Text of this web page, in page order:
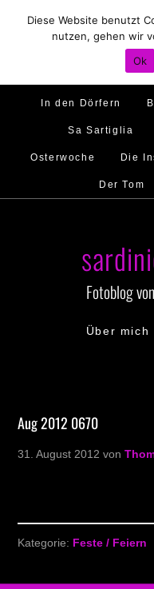
Hirtenland
Golfo di Orosei
Murales
In den Dörfern
Sa Sartiglia
Osterwoche Die
Der Tom
Fotoblog
Über mich
Aug 2012 0670
31. August 2012 von
Kategorie: Feste / Feiern
Diese Website benutzt
nutzen, gehen wir
Ok